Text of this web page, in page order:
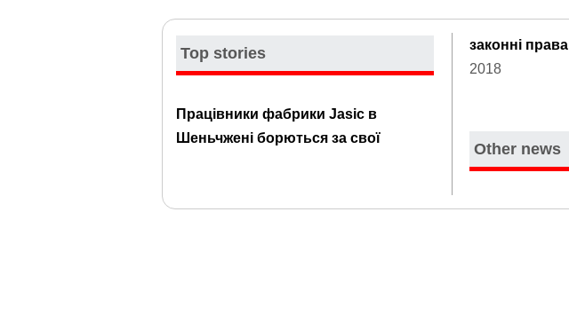
Top stories
Працівники фабрики Jasic в
Шеньчжені борються за свої
законні права
2018
Other news